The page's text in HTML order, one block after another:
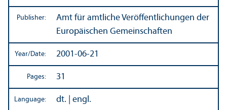
Publisher:
Amt für amtliche Veröffentlichungen der
Europäischen Gemeinschaften
Year/Date: 2001-06-21
Pages: 31
Language: dt. | engl.